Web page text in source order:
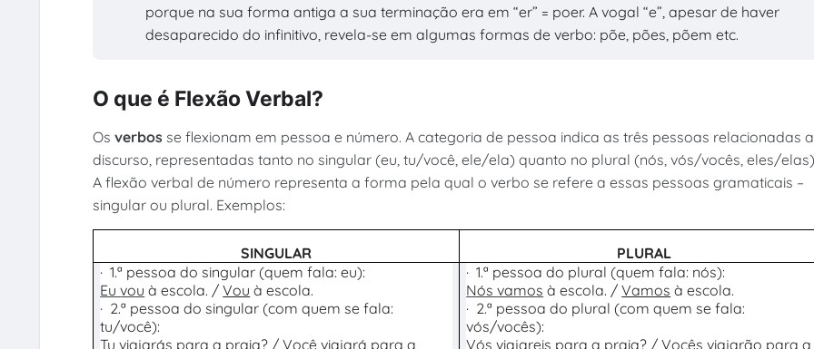
porque na sua forma antiga a sua terminação era em “er” = poer. A vogal “e”, apesar de haver
desaparecido do infinitivo, revela-se em algumas formas de verbo: põe, pões, põem etc.
O que é Flexão Verbal?
Os verbosse flexionam em pessoa e número. A categoria de pessoa indica as três pessoas relacionadas
discurso, representadas tanto no singular (eu, tu/você, ele/ela) quanto no plural (nós, vós/vocês, eles/
A flexão verbal de número representa a forma pela qual o verbo se refere a essas pessoas gramaticais –
singular ou plural. Exemplos:
SINGULAR
PLURAL
· 1.ª pessoa do singular (quem fala: eu):
Euvou à escola. /Vou à escola.
· 2.ª pessoa do singular (com quem se fala:
tu/você):
Tuviajarás para a praia? /Vocêviajará para a
· 1.ª pessoa do plural (quem fala: nós):
Nósvamos à escola. /Vamos à escola.
· 2.ª pessoa do plural (com quem se fala:
vós/vocês):
Vósviajareis para a praia? /Vocêsviajarão para a